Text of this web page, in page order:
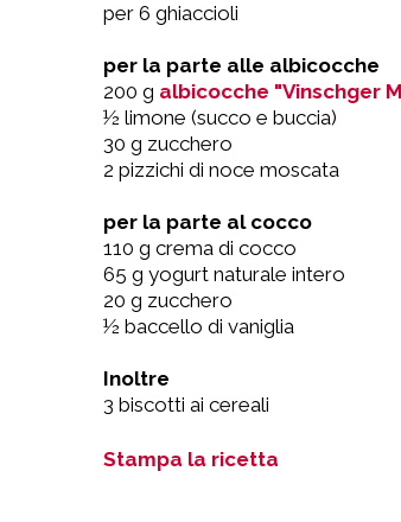
per 6 ghiaccioli
per la parte alle albicocche
200 g albicocche "Vinschger
½ limone (succo e buccia)
30 g zucchero
2 pizzichi di noce moscata
per la parte al cocco
110 g crema di cocco
65 g yogurt naturale intero
20 g zucchero
½ baccello di vaniglia
Inoltre
3 biscotti ai cereali
Stampa la ricetta